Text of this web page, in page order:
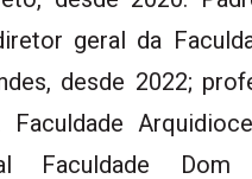
geral da
desde 2022;
Faculdade Dom